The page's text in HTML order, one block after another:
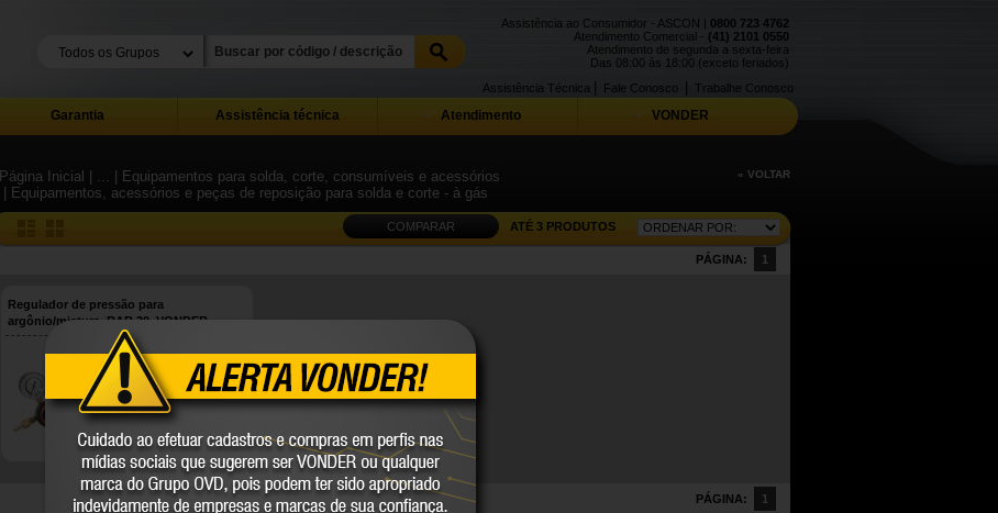
Assistência ao Consumidor - ASCON | 0800 723 4762
Atendimento Comercial - (41) 2101 0550
Atendimento de segunda a sexta-feira
Das 08:00 às 18:00 (exceto feriados)
Trabalhe Conosco
Fale Conosco
Assistência Técnica
Garantia Assistência técnica Atendimento VONDER
Página Inicial | ...
| Equipamentos para solda, corte, consumíveis e acessórios
| Equipamentos, acessórios e peças de reposição para solda e corte - à gás
« VOLTAR
COMPARAR ATÉ 3 PRODUTOS
PÁGINA: 1
Regulador de pressão para
argônio/mistura, RAR 30, VONDER
74.86.030.003
VONDER
COMPARE
PÁGINA: 1